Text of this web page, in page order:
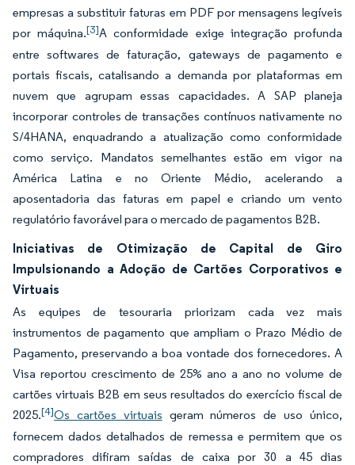
empresas a substituir faturas em PDF por mensagens legíveis
por máquina.[3]A conformidade exige integração profunda
entre softwares de faturação, gateways de pagamento e
portais fiscais, catalisando a demanda por plataformas em
nuvem que agrupam essas capacidades. A SAP planeja
incorporar controles de transações contínuos nativamente no
S/4HANA, enquadrando a atualização como conformidade
como serviço. Mandatos semelhantes estão em vigor na
América Latina e no Oriente Médio, acelerando a
aposentadoria das faturas em papel e criando um vento
regulatório favorável para o mercado de pagamentos B2B.
Iniciativas de Otimização de Capital de Giro
Impulsionando a Adoção de Cartões Corporativos e
Virtuais
As equipes de tesouraria priorizam cada vez mais
instrumentos de pagamento que ampliam o Prazo Médio de
Pagamento, preservando a boa vontade dos fornecedores. A
Visa reportou crescimento de 25% ano a ano no volume de
cartões virtuais B2B em seus resultados do exercício fiscal de
2025.[4]Os cartões virtuais geram números de uso único,
fornecem dados detalhados de remessa e permitem que os
compradores difiram saídas de caixa por 30 a 45 dias